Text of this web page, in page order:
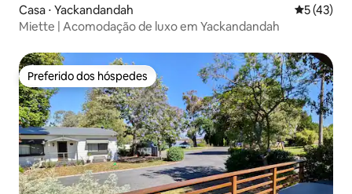
Casa ⋅ Yackandandah 5 de uma
5 (43)
Miette | Acomodação de luxo em Yackandandah
Preferido dos hóspedes
Preferido dos hóspedes